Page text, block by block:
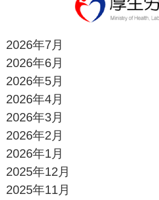
2026年7月
2026年6月
2026年5月
2026年4月
2026年3月
2026年2月
2026年1月
2025年12月
2025年11月